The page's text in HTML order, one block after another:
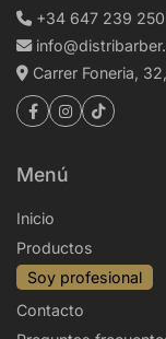
+34 647 239 250
Carrer Foneria,
Menú
Inicio
Productos
Soy profesional
Contacto